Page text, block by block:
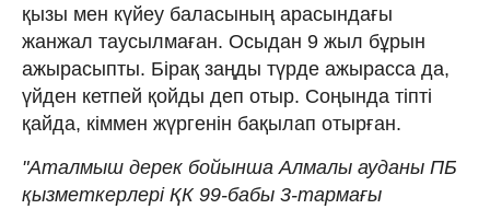
қызы мен күйеу баласының арасындағы
жанжал таусылмаған. Осыдан 9 жыл бұрын
ажырасыпты. Бірақ заңды түрде ажырасса да,
үйден кетпей қойды деп отыр. Соңында тіпті
қайда, кіммен жүргенін бақылап отырған.
"Аталмыш дерек бойынша Алмалы ауданы ПБ
қызметкерлері ҚК 99-бабы 3-тармағы